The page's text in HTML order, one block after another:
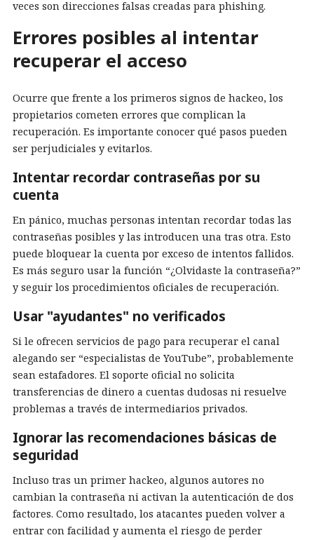
veces son direcciones falsas creadas para phishing.
Errores posibles al intentar
recuperar el acceso
Ocurre que frente a los primeros signos de hackeo, los
propietarios cometen errores que complican la
recuperación. Es importante conocer qué pasos pueden
ser perjudiciales y evitarlos.
Intentar recordar contraseñas por su
cuenta
En pánico, muchas personas intentan recordar todas las
contraseñas posibles y las introducen una tras otra. Esto
puede bloquear la cuenta por exceso de intentos fallidos.
Es más seguro usar la función “¿Olvidaste la contraseña?”
y seguir los procedimientos oficiales de recuperación.
Usar "ayudantes" no verificados
Si le ofrecen servicios de pago para recuperar el canal
alegando ser “especialistas de YouTube”, probablemente
sean estafadores. El soporte oficial no solicita
transferencias de dinero a cuentas dudosas ni resuelve
problemas a través de intermediarios privados.
Ignorar las recomendaciones básicas de
seguridad
Incluso tras un primer hackeo, algunos autores no
cambian la contraseña ni activan la autenticación de dos
factores. Como resultado, los atacantes pueden volver a
entrar con facilidad y aumenta el riesgo de perder